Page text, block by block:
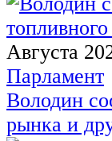
Августа
Парламент
Володин
рынка и